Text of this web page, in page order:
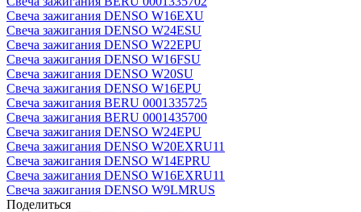
Свеча зажигания DENSO W16EXU
Свеча зажигания DENSO W24ESU
Свеча зажигания DENSO W22EPU
Свеча зажигания DENSO W16FSU
Свеча зажигания DENSO W20SU
Свеча зажигания DENSO W16EPU
Свеча зажигания BERU 0001335725
Свеча зажигания BERU 0001435700
Свеча зажигания DENSO W24EPU
Свеча зажигания DENSO W20EXRU11
Свеча зажигания DENSO W14EPRU
Свеча зажигания DENSO W16EXRU11
Свеча зажигания DENSO W9LMRUS
Поделиться